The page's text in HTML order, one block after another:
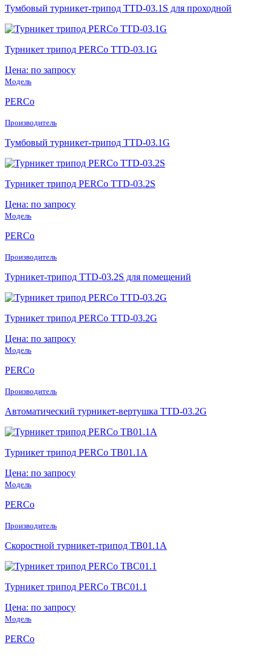
Тумбовый турникет-трипод TTD-03.1S для проходной
Турникет трипод PERCo TTD-03.1G
Цена: по запросу
Модель
PERCo
Производитель
Тумбовый турникет-трипод TTD-03.1G
Турникет трипод PERCo TTD-03.2S
Цена: по запросу
Модель
PERCo
Производитель
Турникет-трипод TTD-03.2S для помещений
Турникет трипод PERCo TTD-03.2G
Цена: по запросу
Модель
PERCo
Производитель
Автоматический турникет-вертушка TTD-03.2G
Турникет трипод PERCo TB01.1A
Цена: по запросу
Модель
PERCo
Производитель
Скоростной турникет-трипод TB01.1A
Турникет трипод PERCo TBC01.1
Цена: по запросу
Модель
PERCo